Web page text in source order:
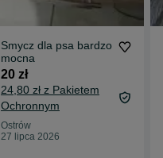
Smycz dla psa bardzo
mocna
20 zł
24,80 zł z Pakietem
Ochronnym
Ostrów
27 lipca 2026